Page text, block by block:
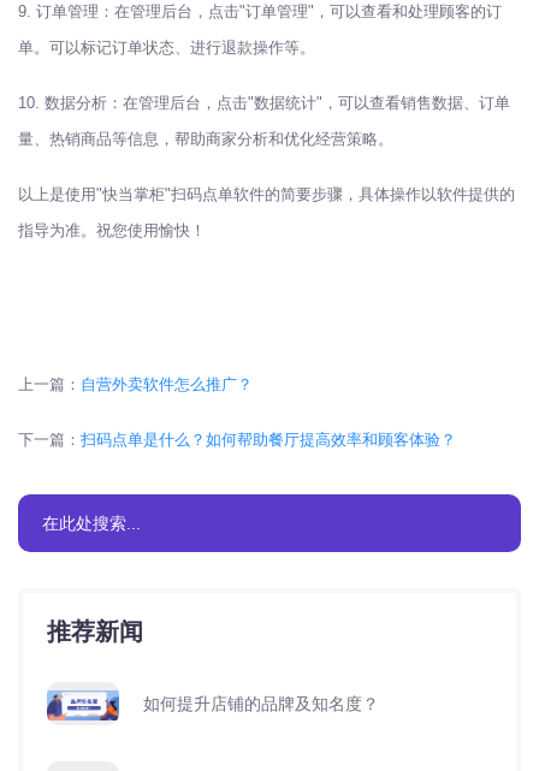
9. 订单管理：在管理后台，点击"订单管理"，可以查看和处理顾客的订
单。可以标记订单状态、进行退款操作等。
10. 数据分析：在管理后台，点击"数据统计"，可以查看销售数据、订单
量、热销商品等信息，帮助商家分析和优化经营策略。
以上是使用"快当掌柜"扫码点单软件的简要步骤，具体操作以软件提供的
指导为准。祝您使用愉快！
上一篇： 自营外卖软件怎么推广？
下一篇： 扫码点单是什么？如何帮助餐厅提高效率和顾客体验？
推荐新闻
如何提升店铺的品牌及知名度？